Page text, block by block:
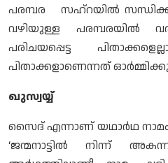
പരമ്പര സഹ്റയില്‍
വഴിയുള്ള പരമ്പരയില്‍
പരിചയപ്പെട്ട
പിതാക്കളാണെന്നത്
ഖുസ്വയ്യ്
സൈദ് എന്നാണ് യഥാര്‍ഥ
‘ജന്മനാട്ടില്‍ നിന്ന്